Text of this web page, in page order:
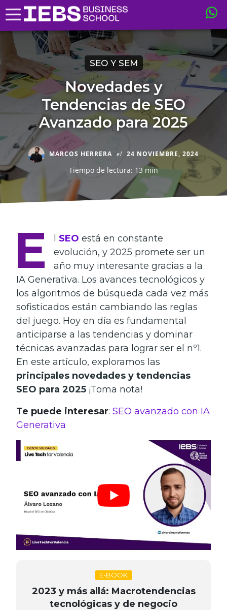
SEO Y SEM
Novedades y
Tendencias de SEO
Avanzado para 2025
MARCOS HERRERA el 24 NOVIEMBRE, 2024
Tiempo de lectura: 13 min
E SEO está en constante
evolución, y 2025 promete ser un
año muy interesante gracias a la
IA Generativa. Los avances tecnológicos y
los algoritmos de búsqueda cada vez más
sofisticados están cambiando las reglas
del juego. Hoy en día es fundamental
anticiparse a las tendencias y dominar
técnicas avanzadas para lograr ser el nº1.
En este artículo, exploramos las
principales novedades y tendencias
SEO para 2025 ¡Toma nota!
Te puede interesar: SEO avanzado con IA
Generativa
E-BOOK
2023 y más allá: Macrotendencias
tecnológicas y de negocio